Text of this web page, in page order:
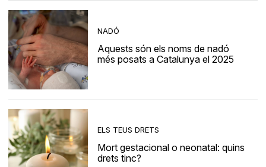
NADÓ
Aquests són els noms de nadó
més posats a Catalunya el 2025
ELS TEUS DRETS
Mort gestacional o neonatal: quins
drets tinc?